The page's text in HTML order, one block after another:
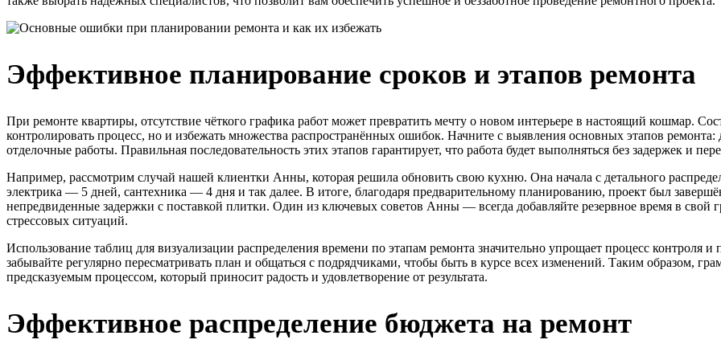
Эффективное планирование сроков и этапов ремонта
При ремонте квартиры, отсутствие чёткого графика работ может превратить мечту о новом интерьере в настоящий кошмар.
контролировать процесс, но и избежать множества распространённых ошибок. Начните с выявления основных этапов
отделочные работы. Правильная последовательность этих этапов гарантирует, что работа будет выполняться без задержек и
Например, рассмотрим случай нашей клиентки Анны, которая решила обновить свою кухню. Она начала с детального
электрика — 5 дней, сантехника — 4 дня и так далее. В итоге, благодаря предварительному планированию, проект был
непредвиденные задержки с поставкой плитки. Один из ключевых советов Анны — всегда добавляйте резервное время в свой
стрессовых ситуаций.
Использование таблиц для визуализации распределения времени по этапам ремонта значительно упрощает процесс контроля
забывайте регулярно пересматривать план и общаться с подрядчиками, чтобы быть в курсе всех изменений. Таким образом,
предсказуемым процессом, который приносит радость и удовлетворение от результата.
Эффективное распределение бюджета на ремонт